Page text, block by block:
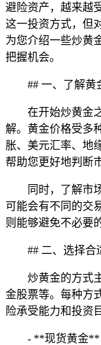
避险资产，越来越
这一投资方式，但
为您介绍一些炒黄
把握机会。
## 一、了解黄
在开始炒黄金
解。黄金价格受多
胀、美元汇率、地
帮助您更好地判断
同时，了解市
可能会有不同的交
则能够避免不必要
## 二、选择合
炒黄金的方式
金股票等。每种方
险承受能力和投资
- **现货黄金**